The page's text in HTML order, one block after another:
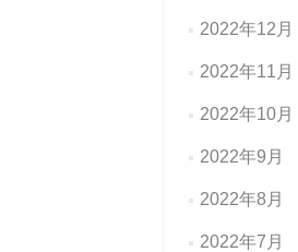
2022年12月
2022年11月
2022年10月
2022年9月
2022年8月
2022年7月